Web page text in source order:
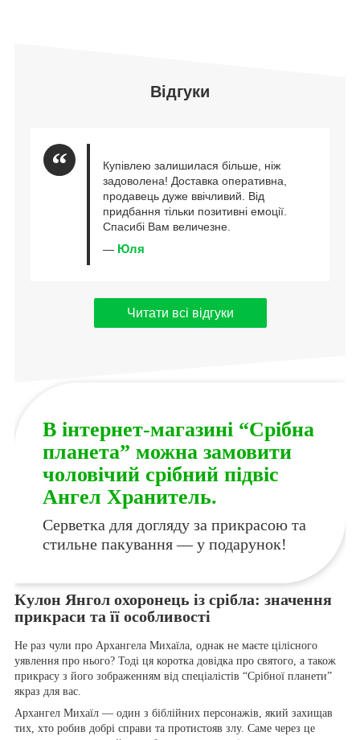
Відгуки
Купівлею залишилася більше, ніж
задоволена! Доставка оперативна,
продавець дуже ввічливий. Від
придбання тільки позитивні емоції.
Спасибі Вам величезне.
— Юля
Читати всі відгуки
В інтернет-магазині “Срібна
планета” можна замовити
чоловічий срібний підвіс
Ангел Хранитель.
Серветка для догляду за прикрасою та
стильне пакування — у подарунок!
Кулон Янгол охоронець із срібла: значення
прикраси та її особливості
Не раз чули про Архангела Михаїла, однак не маєте цілісного
уявлення про нього? Тоді ця коротка довідка про святого, а також
прикрасу з його зображенням від спеціалістів “Срібної планети”
якраз для вас.
Архангел Михаїл — один з біблійних персонажів, який захищав
тих, хто робив добрі справи та протистояв злу. Саме через це